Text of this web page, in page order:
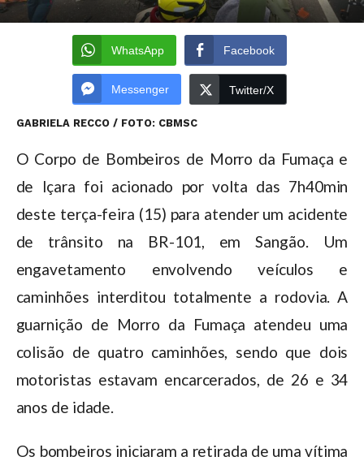
WhatsApp Facebook
Messenger Twitter/X
GABRIELA RECCO / FOTO: CBMSC
O Corpo de Bombeiros de Morro da Fumaça e
de Içara foi acionado por volta das 7h40min
deste terça-feira (15) para atender um acidente
de trânsito na BR-101, em Sangão. Um
engavetamento envolvendo veículos e
caminhões interditou totalmente a rodovia. A
guarnição de Morro da Fumaça atendeu uma
colisão de quatro caminhões, sendo que dois
motoristas estavam encarcerados, de 26 e 34
anos de idade.
Os bombeiros iniciaram a retirada de uma vítima